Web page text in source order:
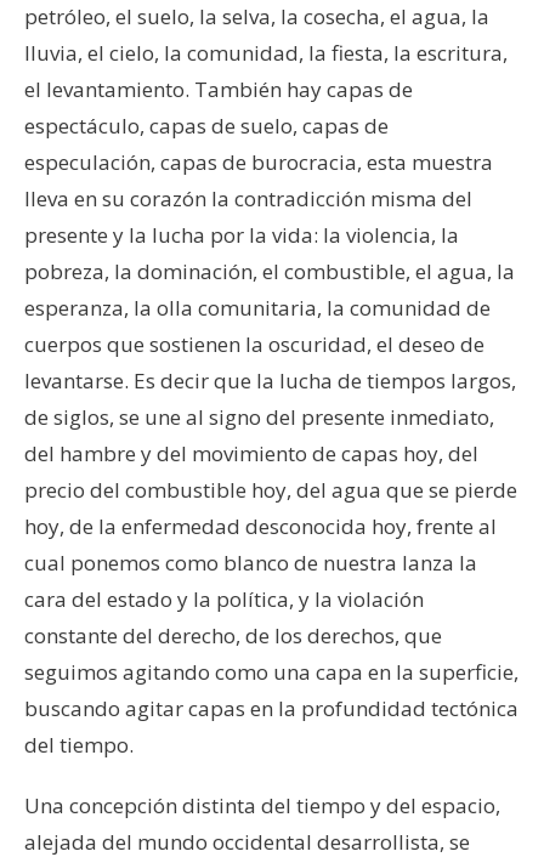
petróleo, el suelo, la selva, la cosecha, el agua, la
lluvia, el cielo, la comunidad, la fiesta, la escritura,
el levantamiento. También hay capas de
espectáculo, capas de suelo, capas de
especulación, capas de burocracia, esta muestra
lleva en su corazón la contradicción misma del
presente y la lucha por la vida: la violencia, la
pobreza, la dominación, el combustible, el agua, la
esperanza, la olla comunitaria, la comunidad de
cuerpos que sostienen la oscuridad, el deseo de
levantarse. Es decir que la lucha de tiempos largos,
de siglos, se une al signo del presente inmediato,
del hambre y del movimiento de capas hoy, del
precio del combustible hoy, del agua que se pierde
hoy, de la enfermedad desconocida hoy, frente al
cual ponemos como blanco de nuestra lanza la
cara del estado y la política, y la violación
constante del derecho, de los derechos, que
seguimos agitando como una capa en la superficie,
buscando agitar capas en la profundidad tectónica
del tiempo.
Una concepción distinta del tiempo y del espacio,
alejada del mundo occidental desarrollista, se